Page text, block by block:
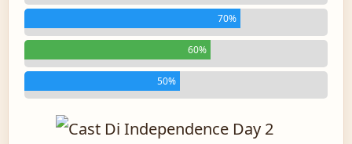
70%
60%
50%